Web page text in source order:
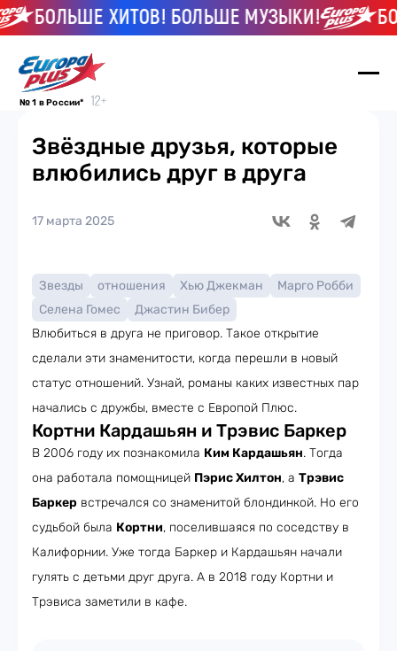
БОЛЬШЕ ХИТОВ! БОЛЬШЕ МУЗЫКИ!
№ 1 в России*
Звёздные друзья, которые
влюбились друг в друга
17 марта 2025
Звезды отношения Хью Джекман
Марго Робби
Селена Гомес
Джастин Бибер
Влюбиться в друга не приговор. Такое открытие
сделали эти знаменитости, когда перешли в новый
статус отношений. Узнай, романы каких известных пар
начались с дружбы, вместе с Европой Плюс.
Кортни Кардашьян и Трэвис Баркер
В 2006 году их познакомила Ким Кардашьян. Тогда
она работала помощницей Пэрис Хилтон, а Трэвис
Баркер встречался со знаменитой блондинкой. Но его
судьбой была Кортни, поселившаяся по соседству в
Калифорнии. Уже тогда Баркер и Кардашьян начали
гулять с детьми друг друга. А в 2018 году Кортни и
Трэвиса заметили в кафе.